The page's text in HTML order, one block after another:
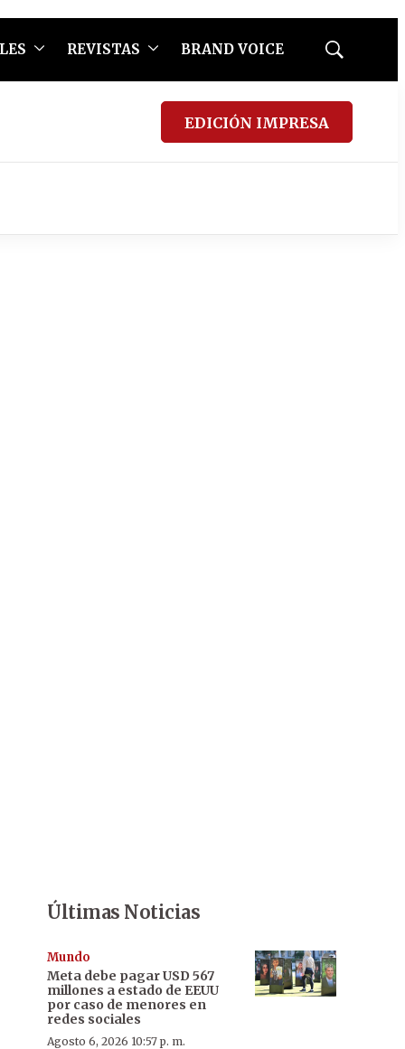
REVISTAS BRAND VOICE
Mostrar
EDICIÓN IMPRESA
Últimas Noticias
Mundo
Meta debe pagar USD 567
millones a estado de EEUU
por caso de menores en
redes sociales
Agosto 6, 2026 10:57 p. m.